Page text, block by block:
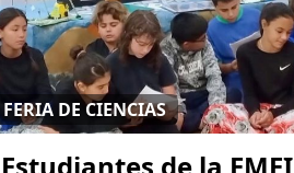
FERIA DE CIENCIAS
Estudiantes de la EMEI